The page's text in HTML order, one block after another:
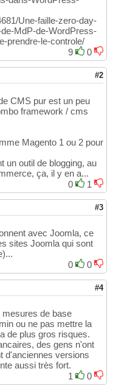
Une-faille-zero-day-
MdP-de-WordPress-
prendre-le-controle/
9
0
#2
CMS pur est un peu
framework / cms
Magento 1 ou 2 pour
un outil de blogging, au
ça, il y en a...
0
1
#3
avec Joomla, ce
sites Joomla qui sont
0
0
#4
mesures de base
ou ne pas mettre la
de plus gros risques.
des gens n'ont
d'anciennes versions
aussi très fort.
1
0